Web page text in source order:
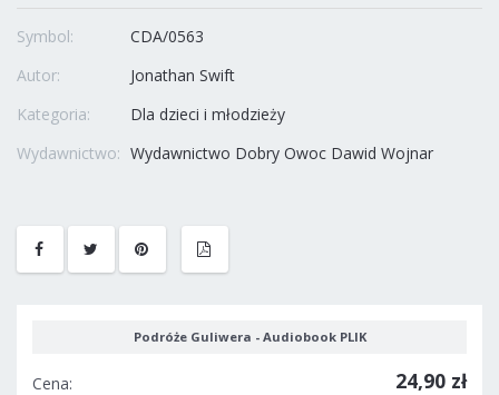
Symbol:
CDA/0563
Autor:
Jonathan Swift
Kategoria:
Dla dzieci i młodzieży
Wydawnictwo: Wydawnictwo Dobry Owoc Dawid Wojnar
Podróże Guliwera - Audiobook PLIK
Cena: 24,90 zł